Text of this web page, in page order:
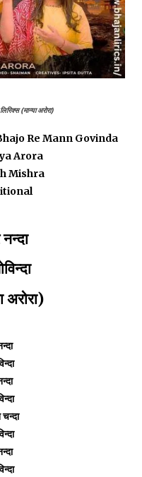
लिरिक्स (मान्या अरोरा)
Re Mann Govinda
Arora
Mishra
अरोरा)